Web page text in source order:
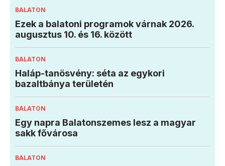
BALATON
Ezek a balatoni programok várnak 2026.
augusztus 10. és 16. között
BALATON
Haláp-tanösvény: séta az egykori
bazaltbánya területén
BALATON
Egy napra Balatonszemes lesz a magyar
sakk fővárosa
BALATON